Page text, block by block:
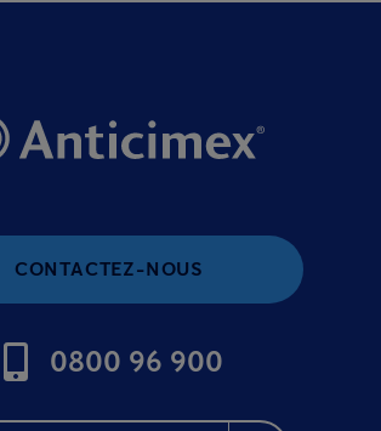
CONTACTEZ-NOUS
0800 96 900